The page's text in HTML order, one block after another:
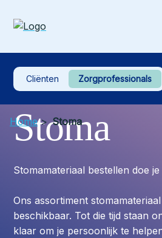
Cliënten Zorgprofessionals
Home>Stoma
Stoma
Stomamateriaal bestellen doe je
Ons assortiment
beschikbaar. Tot die tijd staan
klaar om je persoonlijk te